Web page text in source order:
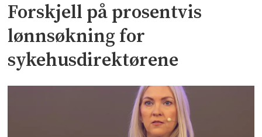
Forskjell på prosentvis
lønnsøkning for
sykehusdirektørene